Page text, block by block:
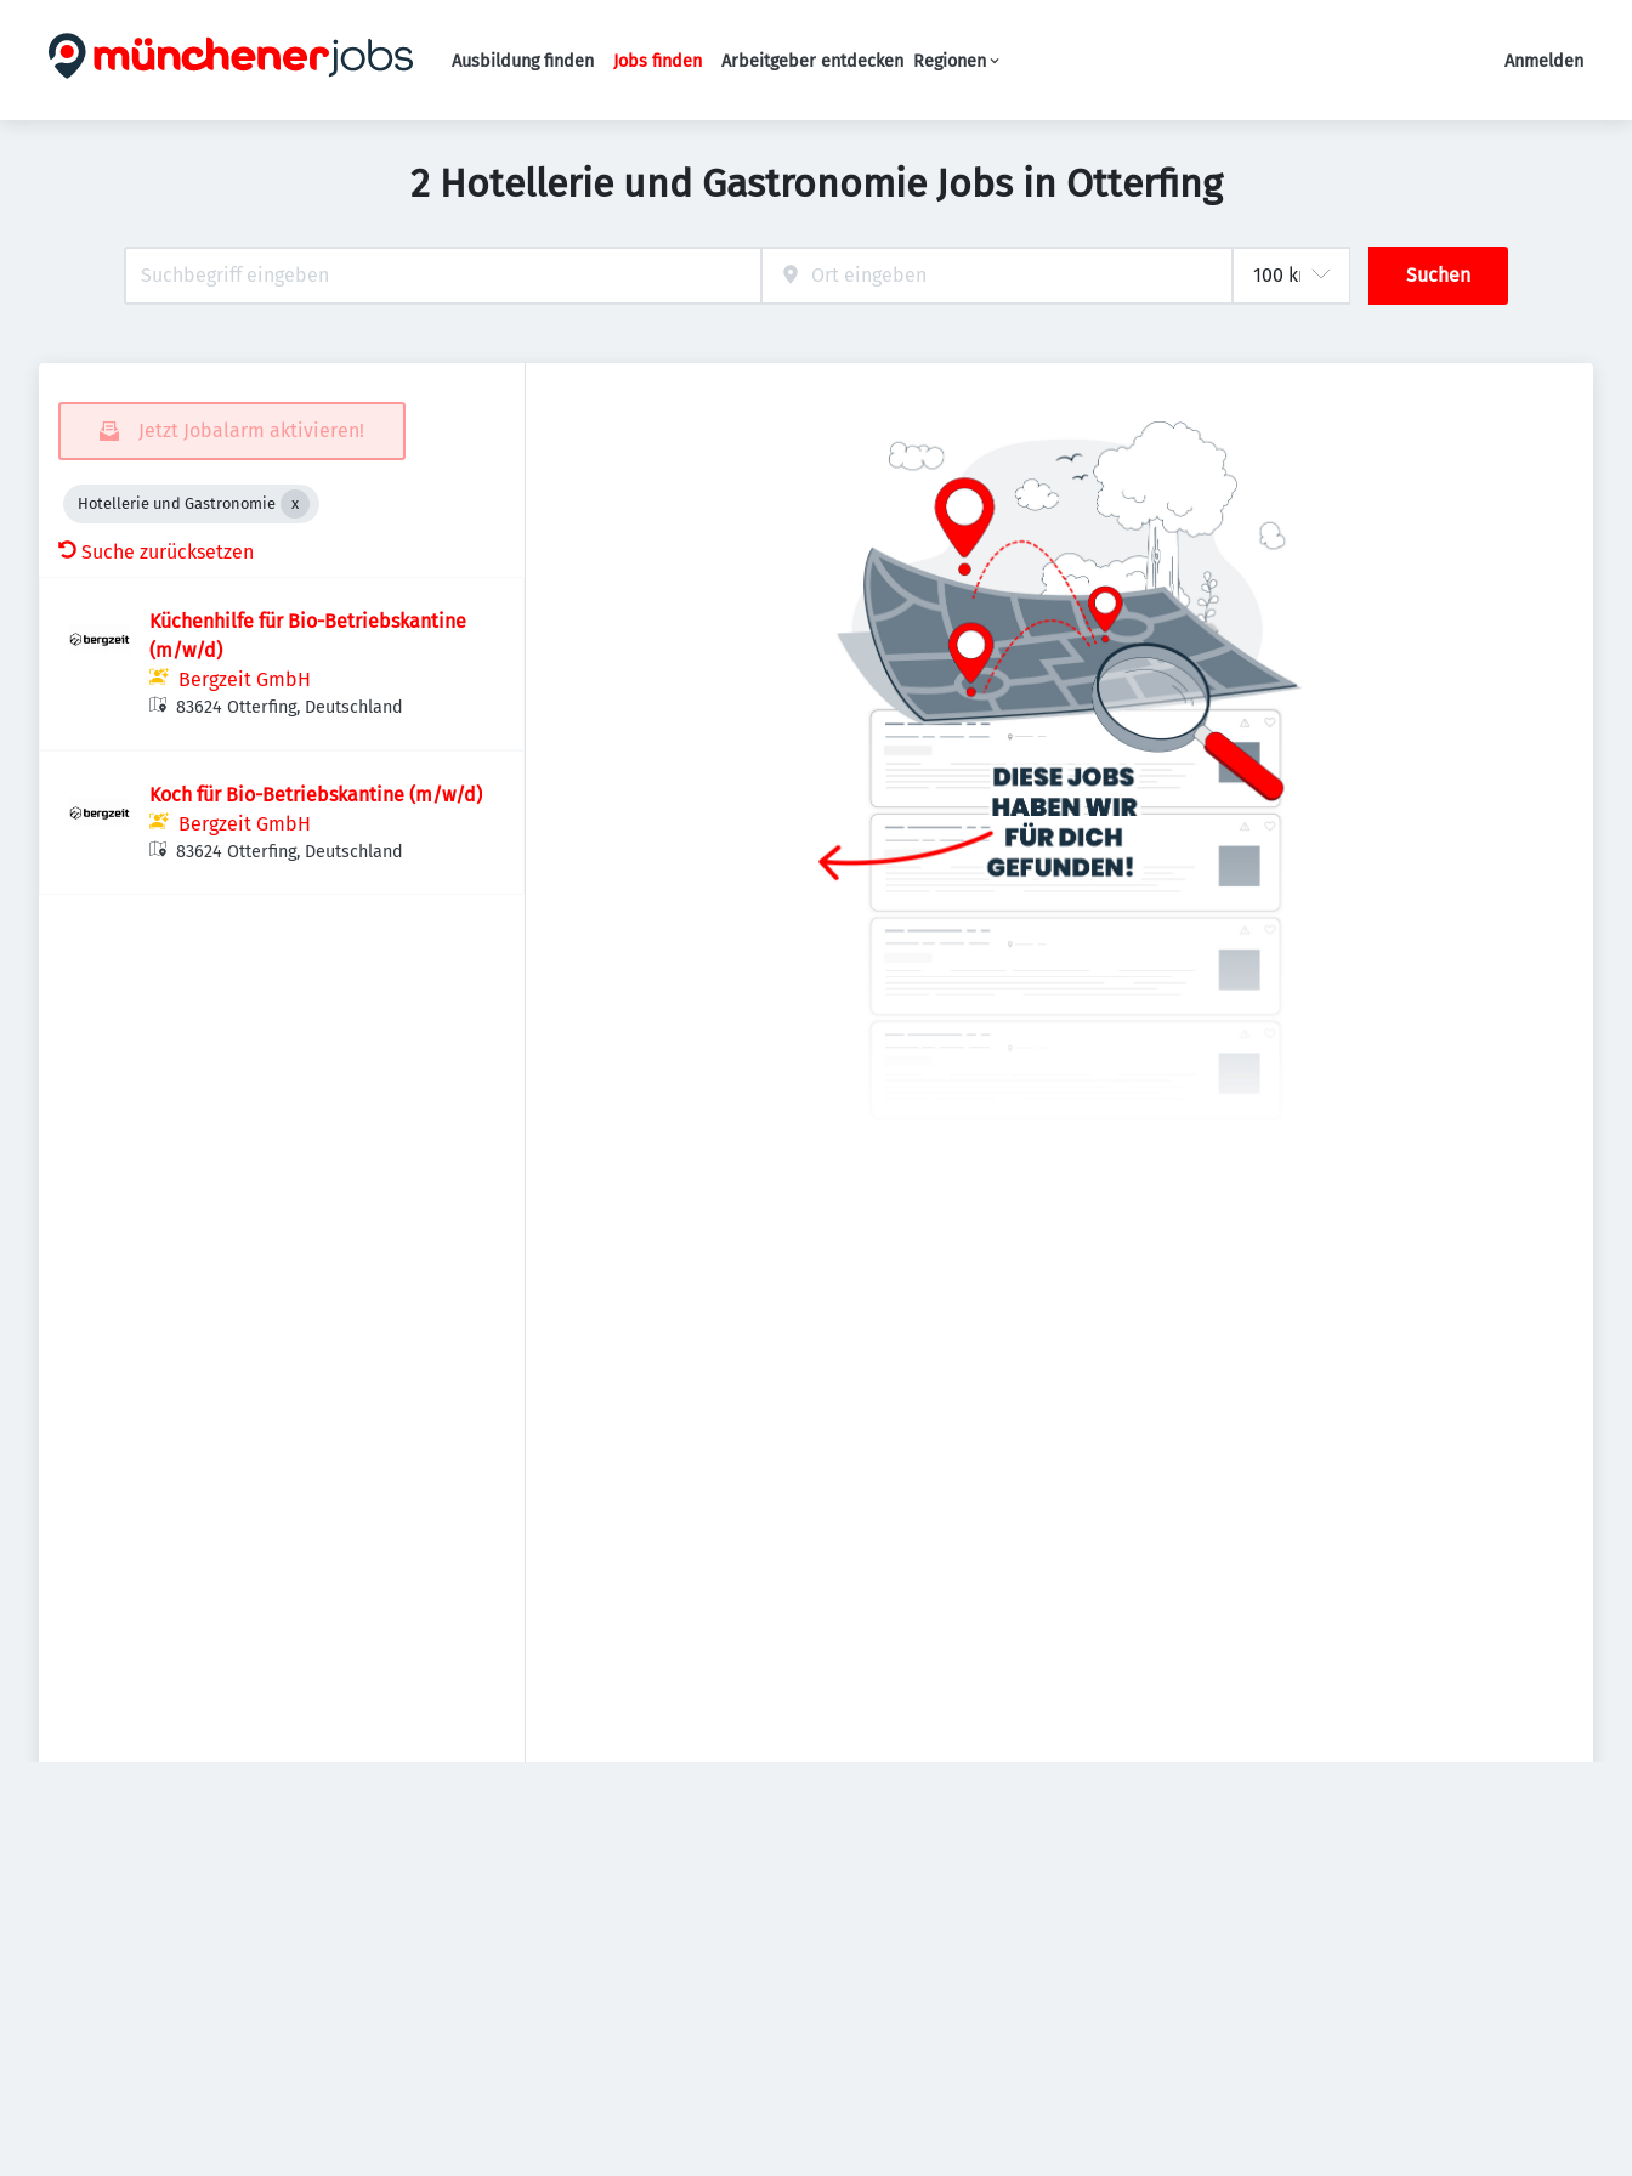
Haupt-Navigation
Ausbildung finden Jobs finden Arbeitgeber entdecken Regionen Anmelden
2 Hotellerie und Gastronomie Jobs in Otterfing
Suchen
Jetzt Jobalarm aktivieren!
Hotellerie und Gastronomie
Suche zurücksetzen
Küchenhilfe für Bio-Betriebskantine
(m/w/d)
Bergzeit GmbH
83624 Otterfing, Deutschland
Koch für Bio-Betriebskantine (m/w/d)
Bergzeit GmbH
83624 Otterfing, Deutschland